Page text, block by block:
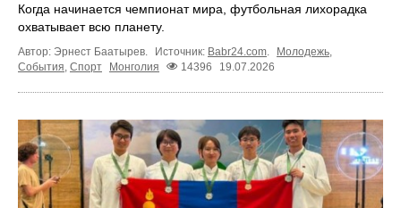
Когда начинается чемпионат мира, футбольная лихорадка
охватывает всю планету.
Автор: Эрнест Баатырев. Источник: Babr24.com Молодежь
События, Спорт Монголия 14396 19.07.2026